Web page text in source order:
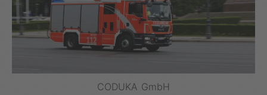
CODUKA GmbH